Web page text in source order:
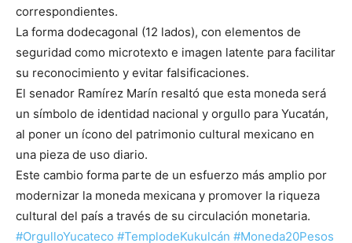
correspondientes.
La forma dodecagonal (12 lados), con elementos de
seguridad como microtexto e imagen latente para facilitar
su reconocimiento y evitar falsificaciones.
El senador Ramírez Marín resaltó que esta moneda será
un símbolo de identidad nacional y orgullo para Yucatán,
al poner un ícono del patrimonio cultural mexicano en
una pieza de uso diario.
Este cambio forma parte de un esfuerzo más amplio por
modernizar la moneda mexicana y promover la riqueza
cultural del país a través de su circulación monetaria.
#OrgulloYucateco #TemplodeKukulcán #Moneda20Pesos